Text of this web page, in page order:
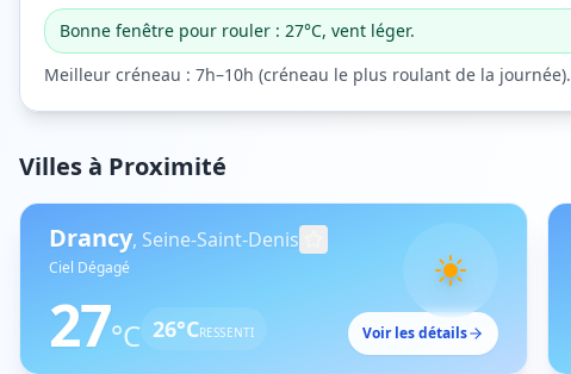
Bonne fenêtre pour rouler : 27°C, vent léger.
Meilleur créneau : 7h–10h (créneau le plus roulant de la journée).
Villes à Proximité
Drancy, Seine-Saint-Denis
Ciel Dégagé
27°C 26°CRESSENTI Voir les détails